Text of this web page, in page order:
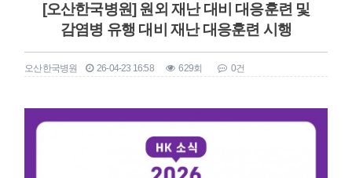
[오산한국병원] 원외 재난 대비 대응훈련 및
감염병 유행 대비 재난 대응훈련 시행
오산한국병원 26-04-23 16:58 629회 0건
본문